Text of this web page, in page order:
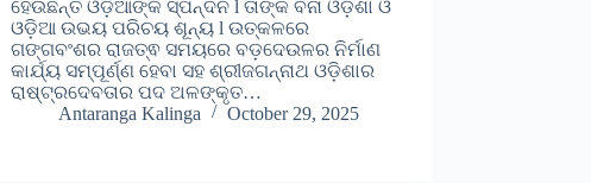
ହେଉଛନ୍ତି ଓଡ଼ିଆଙ୍କ ସ୍ପନ୍ଦନ l ତାଙ୍କ ବିନା ଓଡ଼ିଶା ଓ
ଓଡ଼ିଆ ଉଭୟ ପରିଚୟ ଶୂନ୍ୟ l ଉତ୍କଳରେ
ଗଙ୍ଗବଂଶର ରାଜତ୍ଵ ସମୟରେ ବଡ଼ଦେଉଳର ନିର୍ମାଣ
କାର୍ଯ୍ୟ ସମ୍ପୂର୍ଣ୍ଣ ହେବା ସହ ଶ୍ରୀଜଗନ୍ନାଥ ଓଡ଼ିଶାର
ରାଷ୍ଟ୍ରଦେବତାର ପଦ ଅଳଙ୍କୃତ…
Antaranga Kalinga
October 29, 2025